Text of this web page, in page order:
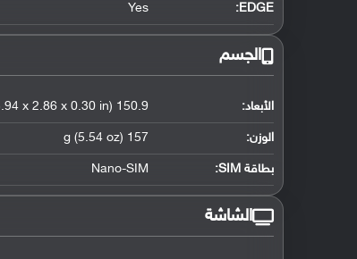
EDGE:
Yes
الجسم
الأبعاد: 150.9 x 72.6 x 7.7 mm (5.94 x 2.86 x 0.30 in)
الوزن: 157 g (5.54 oz)
بطاقة SIM: Nano-SIM
الشاشة